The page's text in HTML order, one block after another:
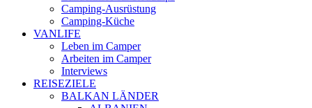
Camping-Ausrüstung
Camping-Küche
VANLIFE
Leben im Camper
Arbeiten im Camper
Interviews
REISEZIELE
BALKAN LÄNDER